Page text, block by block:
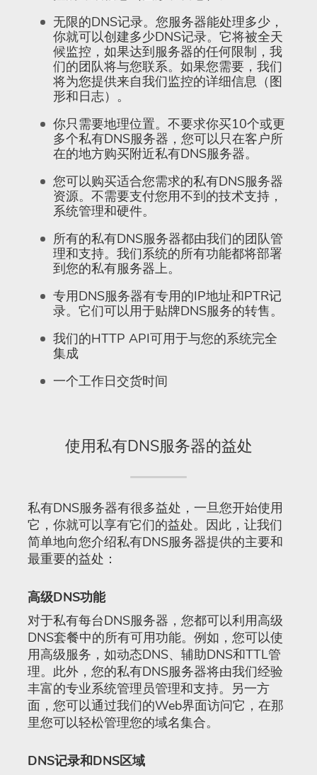
无限的DNS记录。您服务器能处理多少，
你就可以创建多少DNS记录。它将被全天
候监控，如果达到服务器的任何限制，我
们的团队将与您联系。如果您需要，我们
将为您提供来自我们监控的详细信息（图
形和日志）。
你只需要地理位置。不要求你买10个或更
多个私有DNS服务器，您可以只在客户所
在的地方购买附近私有DNS服务器。
您可以购买适合您需求的私有DNS服务器
资源。不需要支付您用不到的技术支持，
系统管理和硬件。
所有的私有DNS服务器都由我们的团队管
理和支持。我们系统的所有功能都将部署
到您的私有服务器上。
专用DNS服务器有专用的IP地址和PTR记
录。它们可以用于贴牌DNS服务的转售。
我们的HTTP API可用于与您的系统完全
集成
一个工作日交货时间
使用私有DNS服务器的益处
私有DNS服务器有很多益处，一旦您开始使用
它，你就可以享有它们的益处。因此，让我们
简单地向您介绍私有DNS服务器提供的主要和
最重要的益处：
高级DNS功能
对于私有每台DNS服务器，您都可以利用高级
DNS套餐中的所有可用功能。例如，您可以使
用高级服务，如动态DNS、辅助DNS和TTL管
理。此外，您的私有DNS服务器将由我们经验
丰富的专业系统管理员管理和支持。另一方
面，您可以通过我们的Web界面访问它，在那
里您可以轻松管理您的域名集合。
DNS记录和DNS区域